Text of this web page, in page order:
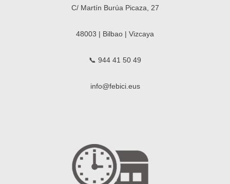
C/ Martín Burúa Picaza, 27
48003 | Bilbao | Vizcaya
📞 944 41 50 49
info@febici.eus